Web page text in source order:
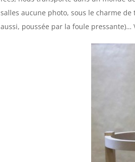
salles aucune photo, sous le charme
aussi, poussée par la foule pressante)…